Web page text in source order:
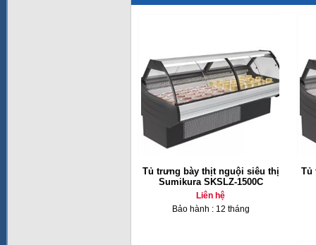
Tủ trưng bày thịt nguội siêu thị
Sumikura SKSLZ-1500C
Liên hệ
Bảo hành : 12 tháng
Tủ